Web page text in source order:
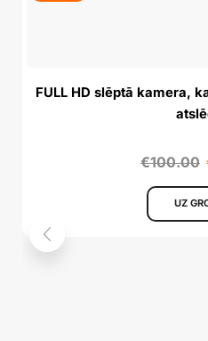
FULL HD slēptā kamera,
€100.00
UZ